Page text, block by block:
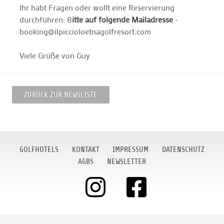
Ihr habt Fragen oder wollt eine Reservierung
durchführen: Bitte auf folgende Mailadresse -
booking@ilpiccioloetnagolfresort.com
Viele Grüße von Guy
ZURÜCK ZUR NEWSLISTE
GOLFHOTELS KONTAKT IMPRESSUM
DATENSCHUTZ
AGBS
NEWSLETTER